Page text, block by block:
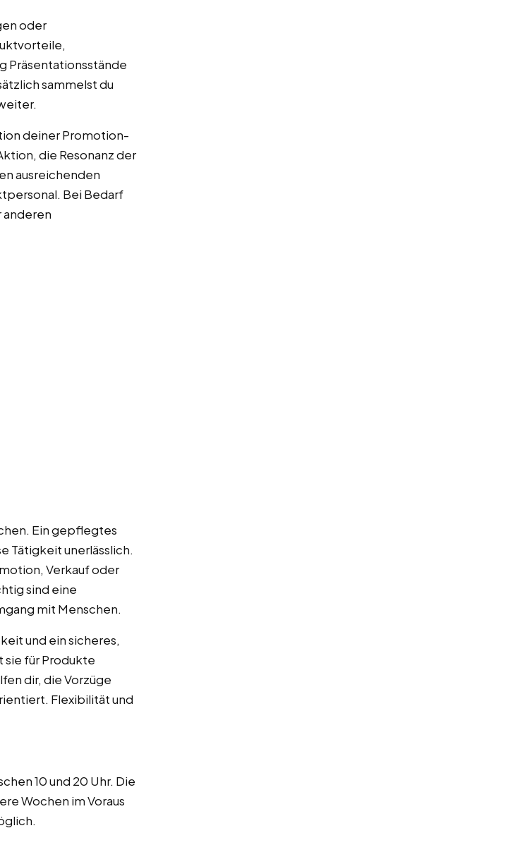
oder
Präsentationsstände
sammelst du
deiner Promotion-
die Resonanz der
ausreichenden
Bei Bedarf
anderen
Ein gepflegtes
Tätigkeit unerlässlich.
Verkauf oder
sind eine
mit Menschen.
und ein sicheres,
sie für Produkte
dir, die Vorzüge
Flexibilität und
10 und 20 Uhr. Die
Wochen im Voraus